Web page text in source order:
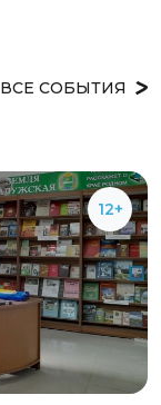
ВСЕ СОБЫТИЯ
12+